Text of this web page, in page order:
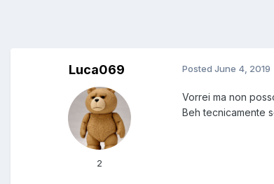
Luca069
2
Posted June 4, 2019
Vorrei ma non
Beh tecnicamente